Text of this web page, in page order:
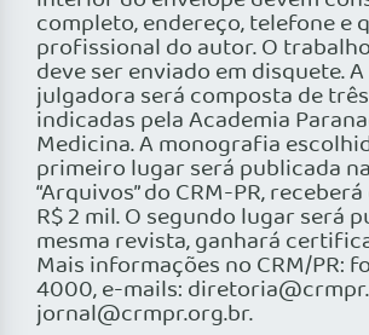
completo, endereço, telefone e
profissional do autor. O
deve ser enviado em disquete.
julgadora será composta de
indicadas pela Academia
Medicina. A monografia
primeiro lugar será publicada
“Arquivos” do CRM-PR,
R$ 2 mil. O segundo lugar será
mesma revista, ganhará
Mais informações no CRM/PR:
4000, e-mails:
jornal@crmpr.org.br.